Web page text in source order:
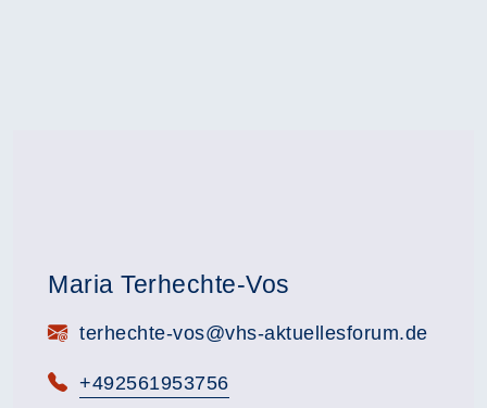
Maria Terhechte-Vos
E-Mail:terhechte-vos@vhs-aktuellesforum.de
Telefon:
+492561953756